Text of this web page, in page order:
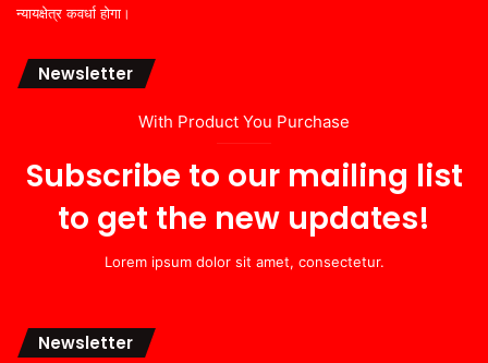
न्यायक्षेत्र कवर्धा होगा।
Newsletter
With Product You Purchase
Subscribe to our mailing list
to get the new updates!
Lorem ipsum dolor sit amet, consectetur.
Newsletter